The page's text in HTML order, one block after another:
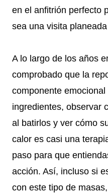
en el anfitrión perfecto
sea una visita
A lo largo de los años
comprobado que la
componente
ingredientes, observar
al batirlos y ver cómo
calor es casi una
paso para que
acción. Así, incluso si
con este tipo de